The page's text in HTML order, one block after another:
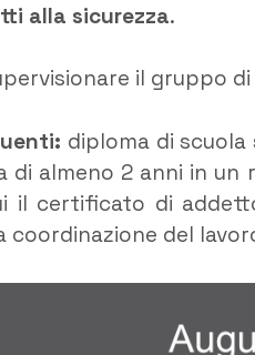
alla sicurezza.
il gruppo
diploma di scuola
almeno 2 anni in un
il certificato di
del